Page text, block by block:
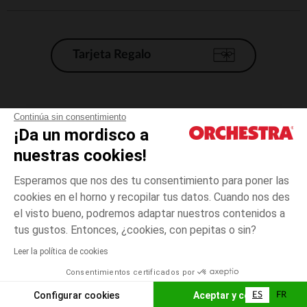
Continúa sin consentimiento
¡Da un mordisco a
nuestras cookies!
Esperamos que nos des tu consentimiento para poner las
cookies en el horno y recopilar tus datos. Cuando nos des
el visto bueno, podremos adaptar nuestros contenidos a
tus gustos. Entonces, ¿cookies, con pepitas o sin?
Leer la política de cookies
Consentimientos certificados por
Configurar cookies Aceptar y cerrar
12
meses
El pago medidante
AÑADIR A LA CESTA
Tarjeta Regalo
Condiciones generales de venta
Aviso Legal
*Condiciones de las ofertas actuales
Gestión de las cookies
Accesibilidad: no conforme
Orchestra adhiere al código de ética de la Federación Francesa de comercio
electrónico y venta a distancia (FEVAD) y al sistema de mediación de
ES FR